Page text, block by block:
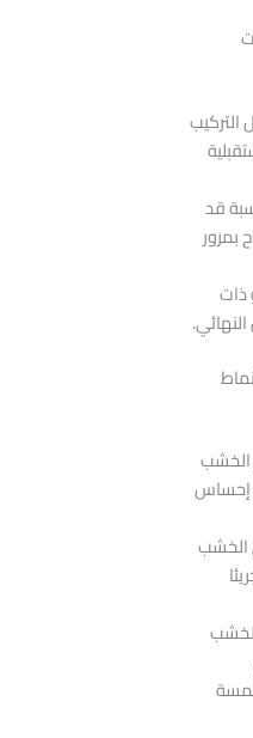
التركيب
قد
بمرور
ذات
الخشب
إحساس
الخشب